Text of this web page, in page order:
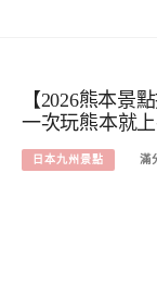
【2026熊本景
一次玩熊本就
日本九州景點 滿